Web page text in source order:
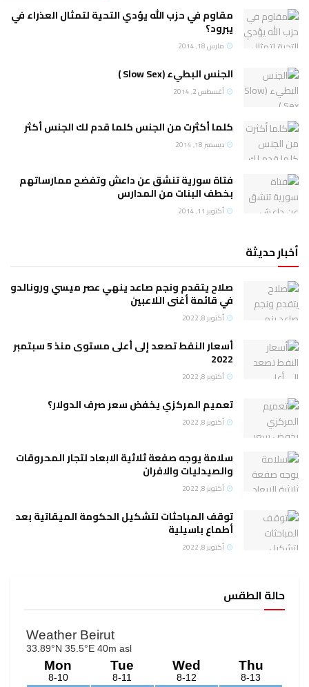
مقاوم في حزب الله يؤدي التحية لتمثال العذراء في
يبرود؟
مارس 18, 2014
الجنس البطيء (Slow Sex )
أغسطس 2, 2014
كلما أكثرت من الجنس كلما قدم لك الجنس أكثر
ديسمبر 18, 2014
فتاة سورية تنشق عن داعش وتفضح ممارساتهم
بخطف البنات من المدارس
أكتوبر 11, 2014
أخبار حديثة
صلاح يتقدم ونجم صاعد ينهي عصر ميسي ورونالدو
في قائمة أغنى اللاعبين
أكتوبر 8, 2022
أسعار النفط تصعد إلى أعلى مستوى منذ 5 سبتمبر
2022
أكتوبر 8, 2022
تعميم المركزي يخفض سعر صرف الدولار؟
أكتوبر 8, 2022
سلامة يوجه صفعة ثلاثية الابعاد لتجار المحروقات
والصيدليات والافران
أكتوبر 8, 2022
توقف المباحثات لتشكيل الحكومة الميقاتية بعد
أطماع باسيلية
أكتوبر 8, 2022
حالة الطقس